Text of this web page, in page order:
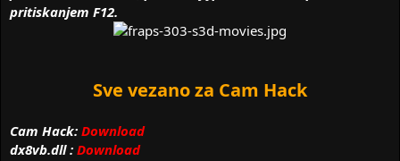
pritiskanjem F12.
Sve vezano za Cam Hack
Cam Hack: Download
dx8vb.dll : Download